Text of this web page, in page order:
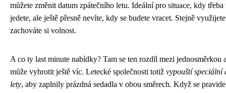
můžete změnit datum zpátečního letu. Ideální pro situace, kdy třeba
jedete, ale ještě přesně nevíte, kdy se budete vracet. Stejně
zachováte si volnost.
A co ty last minute nabídky? Tam se ten rozdíl mezi jednosměrkou
může vyhrotit ještě víc. Letecké společnosti totiž vypouští speciální
lety, aby zaplnily prázdná sedadla v obou směrech. Když se